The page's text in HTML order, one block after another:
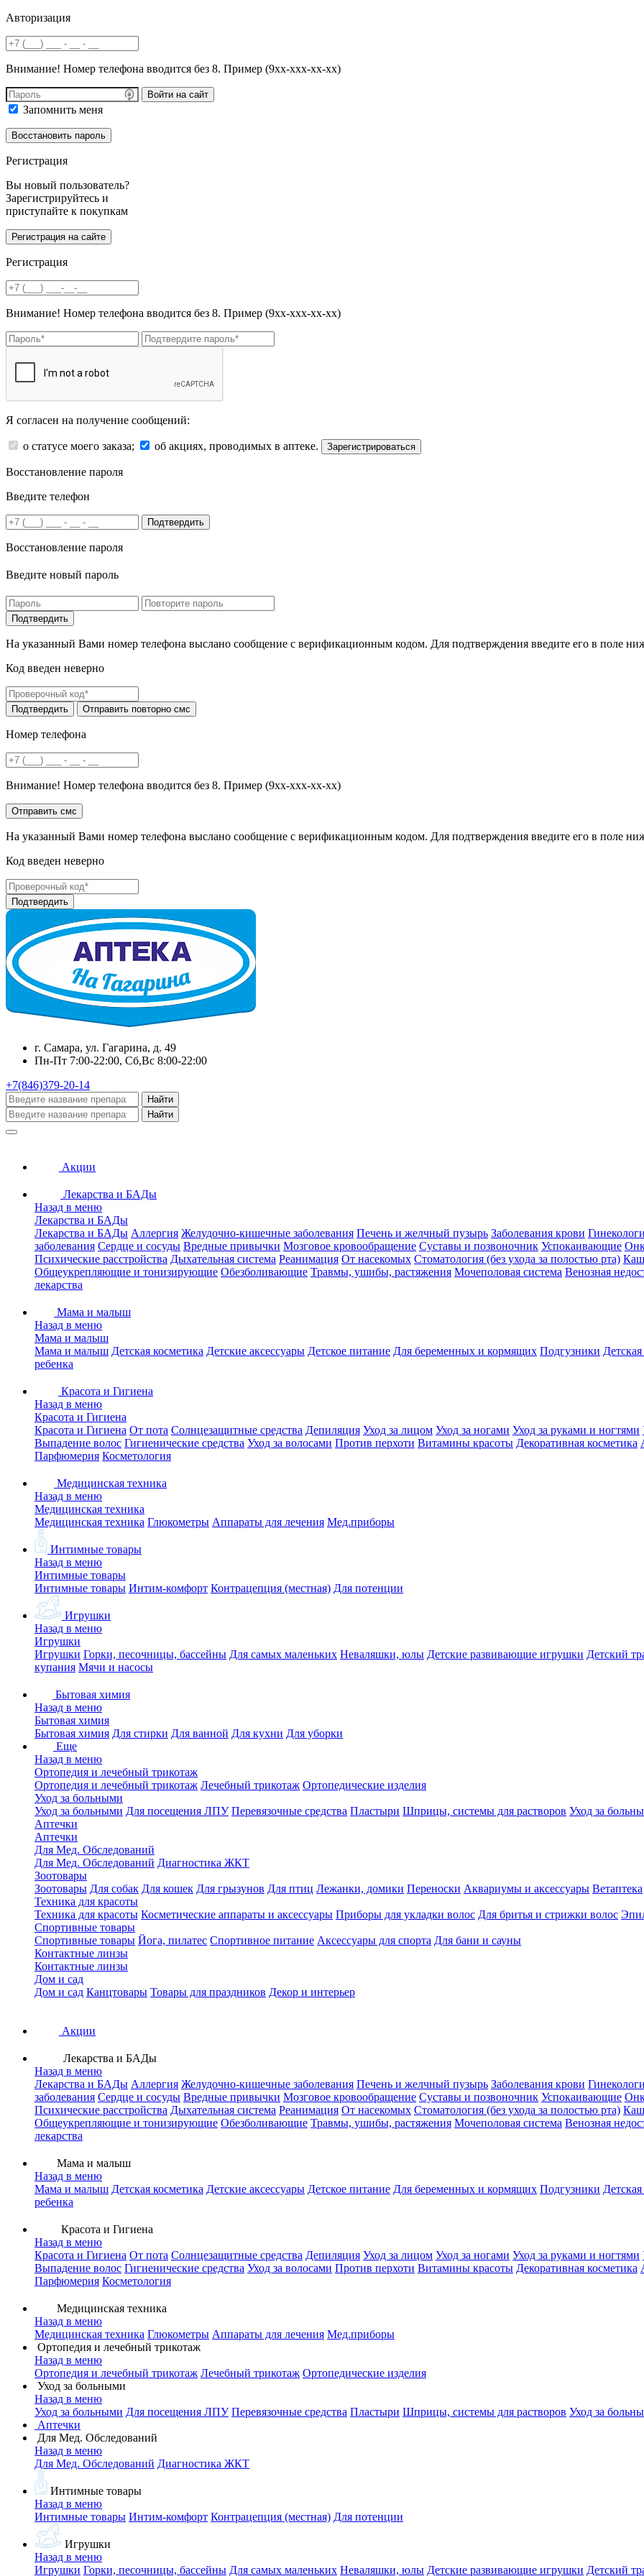
Авторизация
Внимание! Номер телефона вводится без 8. Пример (9хх-ххх-хх-хх)
Войти на сайт
Запомнить меня
Регистрация
Вы новый пользователь?
Зарегистрируйтесь и
приступайте к покупкам
Регистрация
Внимание! Номер телефона вводится без 8. Пример (9хх-ххх-хх-хх)
Я согласен на получение сообщений:
о статусе моего заказа; об акциях, проводимых в аптеке. Зарегистрироваться
Восстановление пароля
Введите телефон
Подтвердить
Восстановление пароля
Введите новый пароль
На указанный Вами номер телефона выслано сообщение с верификационным кодом. Для подтверждения введите его в поле
Код введен неверно
Номер телефона
Внимание! Номер телефона вводится без 8. Пример (9хх-ххх-хх-хх)
На указанный Вами номер телефона выслано сообщение с верификационным кодом. Для подтверждения введите его в поле
Код введен неверно
г. Самара, ул. Гагарина, д. 49
Пн-Пт 7:00-22:00, Сб,Вс 8:00-22:00
+7(846)379-20-14
Найти
Найти
Акции
Лекарства и БАДы
Назад в меню
Лекарства и БАДы
Лекарства и БАДы Аллергия Желудочно-кишечные заболевания Печень и желчный пузырь Заболевания крови
заболевания Сердце и сосуды Вредные привычки Мозговое кровообращение Суставы и позвоночник Успокаивающие
Психические расстройства Дыхательная система Реанимация От насекомых Стоматология (без ухода за полостью рта)
Общеукрепляющие и тонизирующие Обезболивающие Травмы, ушибы, растяжения Мочеполовая система Венозная
лекарства
Мама и малыш
Назад в меню
Мама и малыш
Мама и малыш Детская косметика Детские аксессуары Детское питание Для беременных и кормящих Подгузники
ребенка
Красота и Гигиена
Назад в меню
Красота и Гигиена
Красота и Гигиена От пота Солнцезащитные средства Депиляция Уход за лицом Уход за ногами Уход за руками и ногтями
Выпадение волос Гигиенические средства Уход за волосами Против перхоти Витамины красоты Декоративная косметика
Парфюмерия Косметология
Медицинская техника
Назад в меню
Медицинская техника
Медицинская техника Глюкометры Аппараты для лечения Мед.приборы
Интимные товары
Назад в меню
Интимные товары
Интимные товары Интим-комфорт Контрацепция (местная) Для потенции
Игрушки
Назад в меню
Игрушки
Игрушки Горки, песочницы, бассейны Для самых маленьких Неваляшки, юлы Детские развивающие игрушки Детский
купания Мячи и насосы
Бытовая химия
Назад в меню
Бытовая химия
Бытовая химия Для стирки Для ванной Для кухни Для уборки
Еще
Назад в меню
Ортопедия и лечебный трикотаж
Ортопедия и лечебный трикотаж Лечебный трикотаж Ортопедические изделия
Уход за больными
Уход за больными Для посещения ЛПУ Перевязочные средства Пластыри Шприцы, системы для растворов Уход за
Аптечки
Аптечки
Для Мед. Обследований
Для Мед. Обследований Диагностика ЖКТ
Зоотовары
Зоотовары Для собак Для кошек Для грызунов Для птиц Лежанки, домики Переноски Аквариумы и аксессуары Ветаптека
Техника для красоты
Техника для красоты Косметические аппараты и аксессуары Приборы для укладки волос Для бритья и стрижки волос
Спортивные товары
Спортивные товары Йога, пилатес Спортивное питание Аксессуары для спорта Для бани и сауны
Контактные линзы
Контактные линзы
Дом и сад
Дом и сад Канцтовары Товары для праздников Декор и интерьер
Акции
Лекарства и БАДы
Назад в меню
Лекарства и БАДы Аллергия Желудочно-кишечные заболевания Печень и желчный пузырь Заболевания крови
заболевания Сердце и сосуды Вредные привычки Мозговое кровообращение Суставы и позвоночник Успокаивающие
Психические расстройства Дыхательная система Реанимация От насекомых Стоматология (без ухода за полостью рта)
Общеукрепляющие и тонизирующие Обезболивающие Травмы, ушибы, растяжения Мочеполовая система Венозная
лекарства
Мама и малыш
Назад в меню
Мама и малыш Детская косметика Детские аксессуары Детское питание Для беременных и кормящих Подгузники
ребенка
Красота и Гигиена
Назад в меню
Красота и Гигиена От пота Солнцезащитные средства Депиляция Уход за лицом Уход за ногами Уход за руками и ногтями
Выпадение волос Гигиенические средства Уход за волосами Против перхоти Витамины красоты Декоративная косметика
Парфюмерия Косметология
Медицинская техника
Назад в меню
Медицинская техника Глюкометры Аппараты для лечения Мед.приборы
Ортопедия и лечебный трикотаж
Назад в меню
Ортопедия и лечебный трикотаж Лечебный трикотаж Ортопедические изделия
Уход за больными
Назад в меню
Уход за больными Для посещения ЛПУ Перевязочные средства Пластыри Шприцы, системы для растворов Уход за
Аптечки
Для Мед. Обследований
Назад в меню
Для Мед. Обследований Диагностика ЖКТ
Интимные товары
Назад в меню
Интимные товары Интим-комфорт Контрацепция (местная) Для потенции
Игрушки
Назад в меню
Игрушки Горки, песочницы, бассейны Для самых маленьких Неваляшки, юлы Детские развивающие игрушки Детский